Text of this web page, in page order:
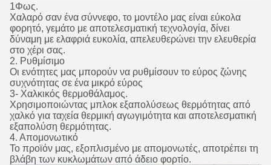
1Φως.
Χαλαρό σαν ένα σύννεφο, το μοντέλο μας είναι εύκολα
φορητό, γεμάτο με αποτελεσματική τεχνολογία, δίνει
δύναμη με ελαφριά ευκολία, απελευθερώνει την ελευθερία
στο χέρι σας.
2. Ρυθμίσιμο
Οι ενότητες μας μπορούν να ρυθμίσουν το εύρος ζώνης
συχνότητας σε ένα μικρό εύρος
3- Χαλκικός θερμοθάλαμος.
Χρησιμοποιώντας μπλοκ εξαπολύσεως θερμότητας από
χαλκό για ταχεία θερμική αγωγιμότητα και αποτελεσματική
εξαπολύση θερμότητας.
4. Απομονωτικό
Το προϊόν μας, εξοπλισμένο με απομονωτές, αποτρέπει τη
βλάβη των κυκλωμάτων από άδειο φορτίο.